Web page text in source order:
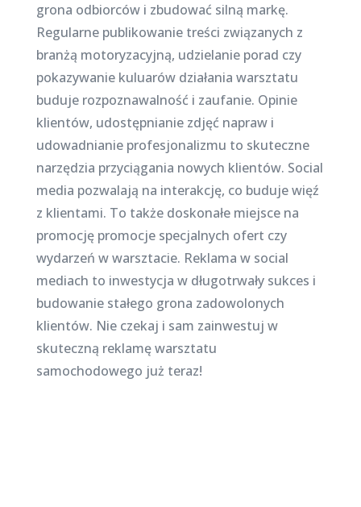
grona odbiorców i zbudować silną markę.
Regularne publikowanie treści związanych z
branżą motoryzacyjną, udzielanie porad czy
pokazywanie kuluarów działania warsztatu
buduje rozpoznawalność i zaufanie. Opinie
klientów, udostępnianie zdjęć napraw i
udowadnianie profesjonalizmu to skuteczne
narzędzia przyciągania nowych klientów. Social
media pozwalają na interakcję, co buduje więź
z klientami. To także doskonałe miejsce na
promocję promocje specjalnych ofert czy
wydarzeń w warsztacie. Reklama w social
mediach to inwestycja w długotrwały sukces i
budowanie stałego grona zadowolonych
klientów. Nie czekaj i sam zainwestuj w
skuteczną reklamę warsztatu
samochodowego już teraz!